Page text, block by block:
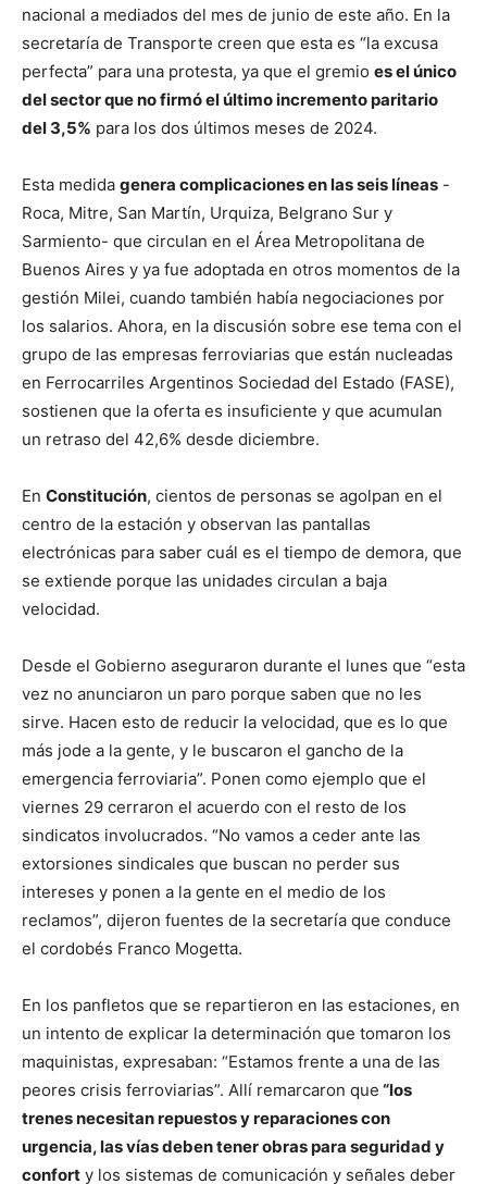
nacional a mediados del mes de junio de este año. En la
secretaría de Transporte creen que esta es “la excusa
perfecta” para una protesta, ya que el gremio es el único
del sector que no firmó el último incremento paritario
del 3,5% para los dos últimos meses de 2024.
Esta medida genera complicaciones en las seis líneas -
Roca, Mitre, San Martín, Urquiza, Belgrano Sur y
Sarmiento- que circulan en el Área Metropolitana de
Buenos Aires y ya fue adoptada en otros momentos de la
gestión Milei, cuando también había negociaciones por
los salarios. Ahora, en la discusión sobre ese tema con el
grupo de las empresas ferroviarias que están nucleadas
en Ferrocarriles Argentinos Sociedad del Estado (FASE),
sostienen que la oferta es insuficiente y que acumulan
un retraso del 42,6% desde diciembre.
En Constitución, cientos de personas se agolpan en el
centro de la estación y observan las pantallas
electrónicas para saber cuál es el tiempo de demora, que
se extiende porque las unidades circulan a baja
velocidad.
Desde el Gobierno aseguraron durante el lunes que “esta
vez no anunciaron un paro porque saben que no les
sirve. Hacen esto de reducir la velocidad, que es lo que
más jode a la gente, y le buscaron el gancho de la
emergencia ferroviaria”. Ponen como ejemplo que el
viernes 29 cerraron el acuerdo con el resto de los
sindicatos involucrados. “No vamos a ceder ante las
extorsiones sindicales que buscan no perder sus
intereses y ponen a la gente en el medio de los
reclamos”, dijeron fuentes de la secretaría que conduce
el cordobés Franco Mogetta.
En los panfletos que se repartieron en las estaciones, en
un intento de explicar la determinación que tomaron los
maquinistas, expresaban: “Estamos frente a una de las
peores crisis ferroviarias”. Allí remarcaron que “los
trenes necesitan repuestos y reparaciones con
urgencia, las vías deben tener obras para seguridad y
confort y los sistemas de comunicación y señales deber